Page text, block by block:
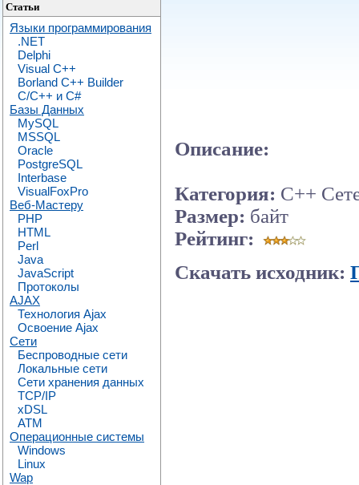
Статьи
Языки программирования
.NET
Delphi
Visual C++
Borland C++ Builder
C/С++ и C#
Базы Данных
MySQL
MSSQL
Oracle
PostgreSQL
Interbase
VisualFoxPro
Веб-Мастеру
PHP
HTML
Perl
Java
JavaScript
Протоколы
AJAX
Технология Ajax
Освоение Ajax
Сети
Беспроводные сети
Локальные сети
Сети хранения данных
TCP/IP
xDSL
ATM
Операционные системы
Windows
Linux
Wap
Описание:
Категория: C++
Размер: байт
Рейтинг:
Скачать исходник: